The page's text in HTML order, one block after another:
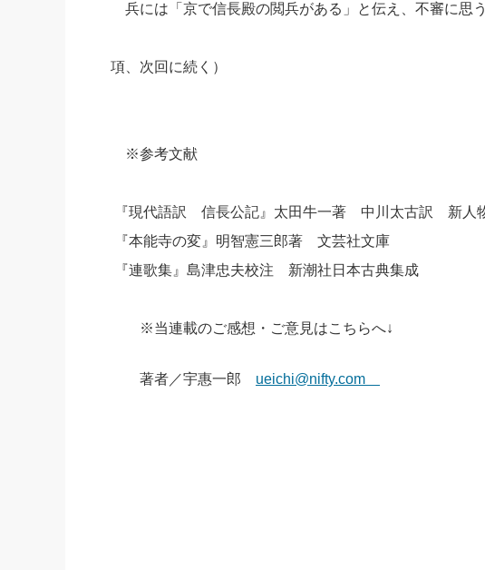
兵には「京で信長殿の閲兵がある」と伝え、不審に
（
項、次回に続く）
※参考文献
『現代語訳 信長公記』太田牛一著 中川太古訳 新人
『本能寺の変』明智憲三郎著 文芸社文庫
『連歌集』島津忠夫校注 新潮社日本古典集成
※当連載のご感想・ご意見はこちらへ↓
著者／宇惠一郎 ueichi@nifty.com